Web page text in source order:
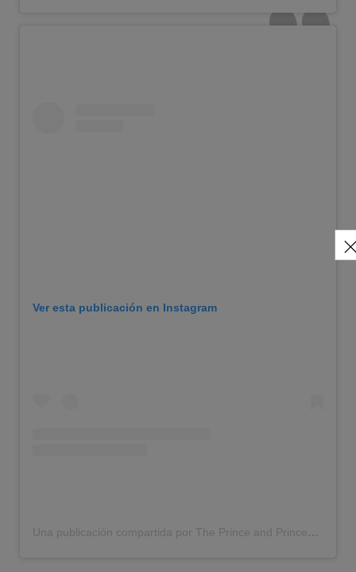
Ver esta publicación en Instagram
Una publicación compartida por The Prince and Princess of Wales (@princeandprincessofwales)